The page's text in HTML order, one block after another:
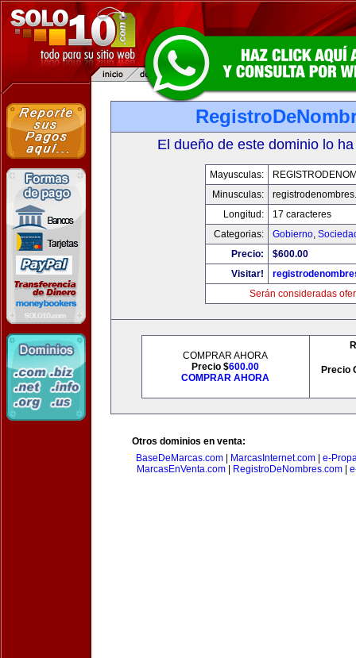
El dueño de este dominio lo
Mayusculas:
Minusculas:
Longitud:
17 caracteres
Categorias:
Gobierno,
Precio:
$600.00
Visitar!
Serán consideradas
COMPRAR AHORA
Precio $600.00
COMPRAR AHORA
Precio
Otros dominios en venta:
BaseDeMarcas.com| MarcasInternet.com| e-
MarcasEnVenta.com
RegistroDeNombres.com